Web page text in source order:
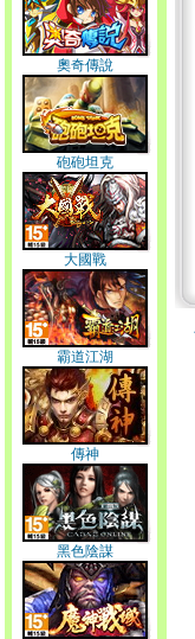
奧奇傳說
砲砲坦克
大國戰
霸道江湖
傳神
黑色陰謀